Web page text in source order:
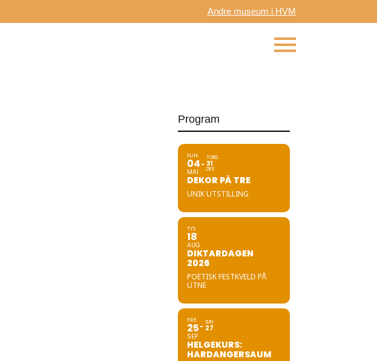
Andre museum i HVM
Program
SUN
04
MAI
TORS
31
DES
DEKOR PÅ TRE
UNIK UTSTILLING
TYS
18
AUG
DIKTARDAGEN
2026
POETISK FESTKVELD PÅ
UTNE
FRE
25
SEP
SUN
27
HELGEKURS:
HARDANGERSAUM